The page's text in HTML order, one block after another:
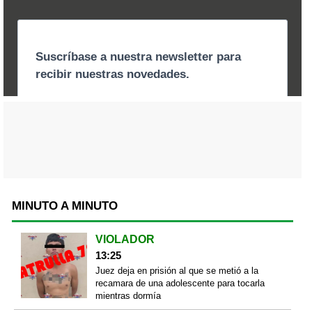
MINUTO A MINUTO
VIOLADOR
13:25
Juez deja en prisión al que se metió a la
recamara de una adolescente para tocarla
mientras dormía